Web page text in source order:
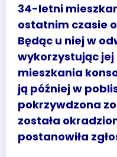
34-letni
ostatnim czasie
Będąc u niej w
wykorzystując jej
mieszkania
ją później w
pokrzywdzona
została
postanowiła